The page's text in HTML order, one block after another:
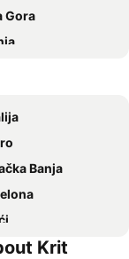
Gora
Banja
Krit